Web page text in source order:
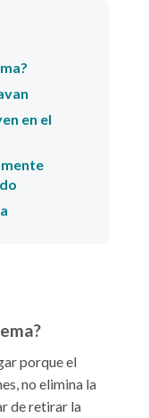
en el
porque el
no elimina la
de retirar la